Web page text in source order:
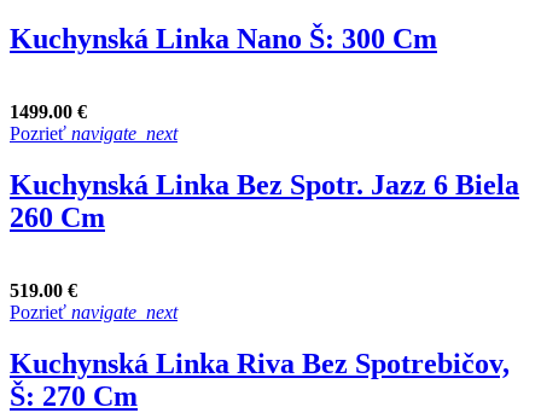
Kuchynská Linka Nano Š: 300 Cm
1499.00 €
Pozrieť navigate_next
Kuchynská Linka Bez Spotr. Jazz 6 Biela
260 Cm
519.00 €
Pozrieť navigate_next
Kuchynská Linka Riva Bez Spotrebičov,
Š: 270 Cm